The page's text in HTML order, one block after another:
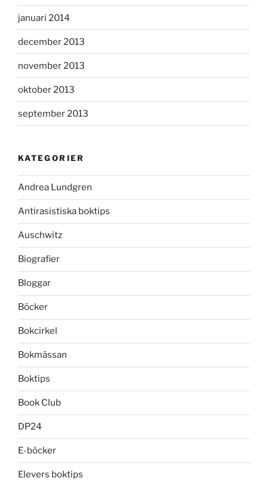
januari 2014
december 2013
november 2013
oktober 2013
september 2013
KATEGORIER
Andrea Lundgren
Antirasistiska boktips
Auschwitz
Biografier
Bloggar
Böcker
Bokcirkel
Bokmässan
Boktips
Book Club
DP24
E-böcker
Elevers boktips